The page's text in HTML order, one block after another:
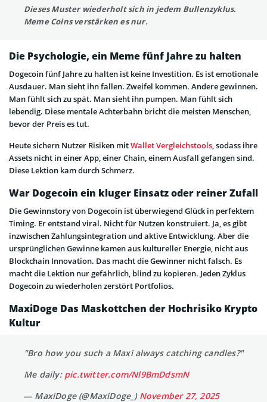
Dieses Muster wiederholt sich in jedem Bullenzyklus.
Meme Coins verstärken es nur.
Die Psychologie, ein Meme fünf Jahre zu halten
Dogecoin fünf Jahre zu halten ist keine Investition. Es ist emotionale
Ausdauer. Man sieht ihn fallen. Zweifel kommen. Andere gewinnen.
Man fühlt sich zu spät. Man sieht ihn pumpen. Man fühlt sich
lebendig. Diese mentale Achterbahn bricht die meisten Menschen,
bevor der Preis es tut.
Heute sichern Nutzer Risiken mitWallet Vergleichstools, sodass ihre
Assets nicht in einer App, einer Chain, einem Ausfall gefangen sind.
Diese Lektion kam durch Schmerz.
War Dogecoin ein kluger Einsatz oder reiner Zufall
Die Gewinnstory von Dogecoin ist überwiegend Glück in perfektem
Timing. Er entstand viral. Nicht für Nutzen konstruiert. Ja, es gibt
inzwischen Zahlungsintegration und aktive Entwicklung. Aber die
ursprünglichen Gewinne kamen aus kultureller Energie, nicht aus
Blockchain Innovation. Das macht die Gewinner nicht falsch. Es
macht die Lektion nur gefährlich, blind zu kopieren. Jeden Zyklus
Dogecoin zu wiederholen zerstört Portfolios.
MaxiDoge Das Maskottchen der Hochrisiko Krypto
Kultur
"Bro how you such a Maxi always catching candles?"
Me daily: pic.twitter.com/Nl9BmDdsmN
— MaxiDoge (@MaxiDoge_) November 27, 2025